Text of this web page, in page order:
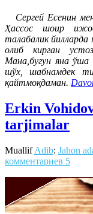
Сергей Есенин
Ҳассос шоир
талабалик
олиб кирган
Мана,бугун яна ўша
шўх, шабнамдек
қайтмоқдаман.
Erkin
tarjimalar
MuallifAdib: Jahon
комментариев 5